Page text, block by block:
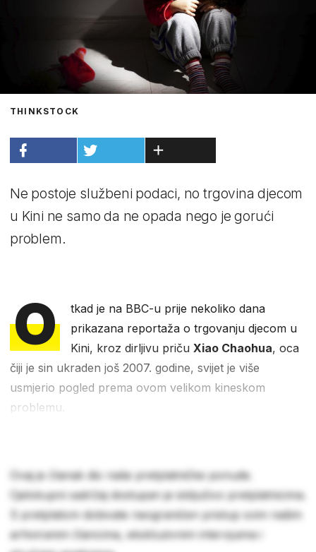
THINKSTOCK
Ne postoje službeni podaci, no trgovina djecom
u Kini ne samo da ne opada nego je gorući
problem.
O
tkad je na BBC-u prije nekoliko dana
prikazana reportaža o trgovanju djecom u
Kini, kroz dirljivu pričuXiao Chaohua, oca
čiji je sin ukraden još 2007. godine, svijet je više
usmjerio pogled prema ovom velikom kineskom
problemu.
Ovaj je članak dio naše pretplatničke ponude.
Cjelokupni sadržaj dostupan je isključivo pretplatnicima.
S pretplatom dobivate neograničen pristup svim našim
arhiviranim člancima, ekskluzivnim intervjuima i